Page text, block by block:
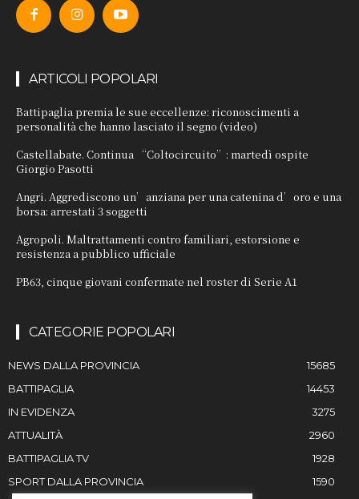
ARTICOLI POPOLARI
Battipaglia premia le sue eccellenze: riconoscimenti a
personalità che hanno lasciato il segno (video)
Castellabate. Continua “Coltocircuito”: martedì ospite
Giorgio Pasotti
Angri. Aggrediscono un’anziana per una catenina d’oro e una
borsa: arrestati 3 soggetti
Agropoli. Maltrattamenti contro familiari, estorsione e
resistenza a pubblico ufficiale
PB63, cinque giovani confermate nel roster di Serie A1
CATEGORIE POPOLARI
NEWS DALLA PROVINCIA
15685
BATTIPAGLIA
14453
IN EVIDENZA
3275
ATTUALITÀ
2960
BATTIPAGLIA TV
1928
SPORT DALLA PROVINCIA
1590